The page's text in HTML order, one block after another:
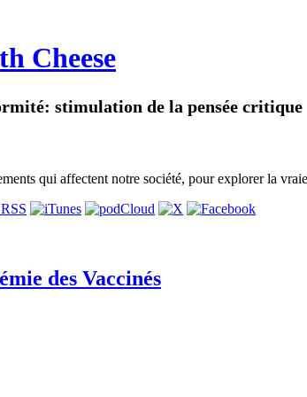
Cheese
stimulation de la pensée critique
qui affectent notre société, pour explorer la
des Vaccinés